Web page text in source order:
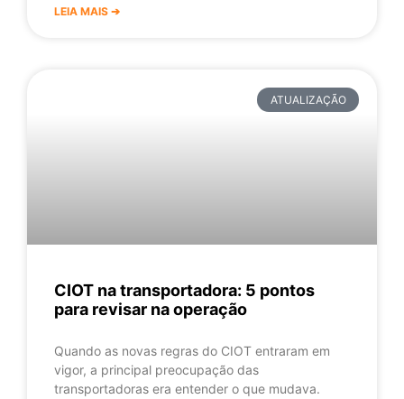
LEIA MAIS ➔
ATUALIZAÇÃO
CIOT na transportadora: 5 pontos
para revisar na operação
Quando as novas regras do CIOT entraram em
vigor, a principal preocupação das
transportadoras era entender o que mudava.